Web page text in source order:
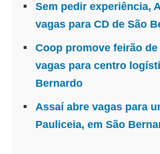
Sem pedir experiência,
vagas para CD de São
Coop promove feirão
vagas para centro
Bernardo
Assaí abre vagas para
Pauliceia, em São